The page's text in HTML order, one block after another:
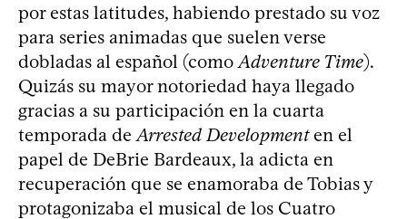
por estas latitudes, habiendo prestado su voz
para series animadas que suelen verse
dobladas al español (como Adventure Time).
Quizás su mayor notoriedad haya llegado
gracias a su participación en la cuarta
temporada de Arrested Developmenten el
papel de DeBrie Bardeaux, la adicta en
recuperación que se enamoraba de Tobias y
protagonizaba el musical de los Cuatro